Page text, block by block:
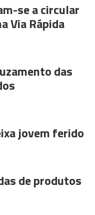
se a circular
Via Rápida
das
jovem ferido
de produtos